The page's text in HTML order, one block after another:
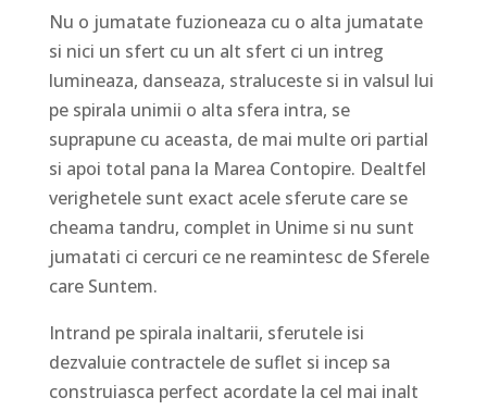
Nu o jumatate fuzioneaza cu o alta jumatate
si nici un sfert cu un alt sfert ci un intreg
lumineaza, danseaza, straluceste si in valsul lui
pe spirala unimii o alta sfera intra, se
suprapune cu aceasta, de mai multe ori partial
si apoi total pana la Marea Contopire. Dealtfel
verighetele sunt exact acele sferute care se
cheama tandru, complet in Unime si nu sunt
jumatati ci cercuri ce ne reamintesc de Sferele
care Suntem.
Intrand pe spirala inaltarii, sferutele isi
dezvaluie contractele de suflet si incep sa
construiasca perfect acordate la cel mai inalt